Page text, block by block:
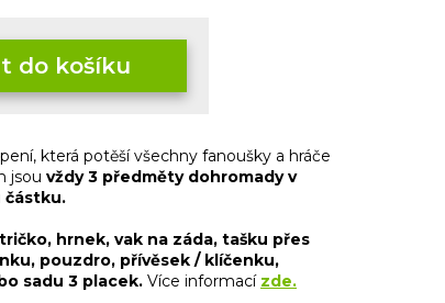
do košíku
která potěší všechny fanoušky a hráče
jsou vždy 3 předměty dohromady v
částku.
tričko, hrnek, vak na záda, tašku přes
pouzdro, přívěsek / klíčenku,
sadu 3 placek. Více informací zde.